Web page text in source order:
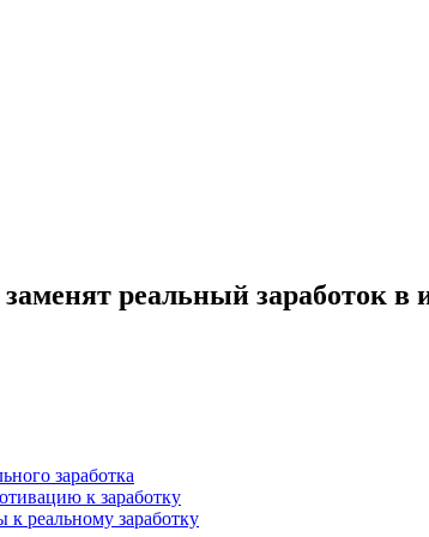
реальный заработок в
заработка
к заработку
к реальному заработку